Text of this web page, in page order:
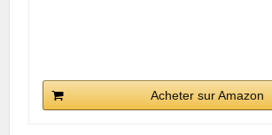
Acheter sur Amazon